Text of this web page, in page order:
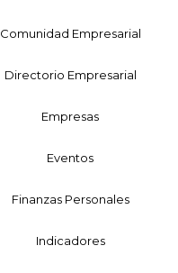
Comunidad Empresarial
Directorio Empresarial
Empresas
Eventos
Finanzas Personales
Indicadores